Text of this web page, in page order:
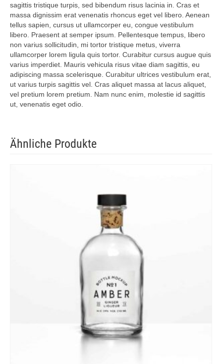
sagittis tristique turpis, sed bibendum risus lacinia in. Cras et
massa dignissim erat venenatis rhoncus eget vel libero. Aenean
tellus sapien, cursus ut ullamcorper eu, congue vestibulum
libero. Praesent at semper ipsum. Pellentesque tempus, libero
non varius sollicitudin, mi tortor tristique metus, viverra
ullamcorper lorem ligula quis tortor. Curabitur cursus augue quis
varius imperdiet. Mauris vehicula risus vitae diam sagittis, eu
adipiscing massa scelerisque. Curabitur ultrices vestibulum erat,
ut varius turpis sagittis vel. Cras aliquet massa at lacus aliquet,
vel pretium lorem pretium. Nam nunc enim, molestie id sagittis
ut, venenatis eget odio.
Ähnliche Produkte